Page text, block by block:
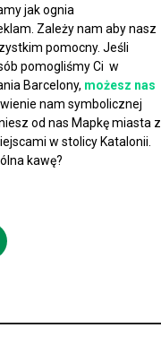
jak ognia
Zależy nam aby nasz
pomocny. Jeśli
pomogliśmy Ci w
Barcelony, możesz nas
nam symbolicznej
od nas Mapkę miasta z
w stolicy Katalonii.
kawę?